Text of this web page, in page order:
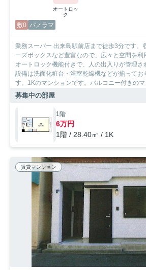
オートロッ
ク
敷0 パノラマ
業務スーパー 出来島駅前店まで徒歩3分です。
ーズボックスなど豊富なので、広々と空間を利
オートロック機能付きで、人の出入りが管理さ
設備は洗面化粧台・浴室乾燥機などが揃ってお
す。1Kのマンションです。バルコニー付きのマ
せて利用できおすすめです。駐輪場が利用可能
川区は住環境が充実しており、利便性の高い暮
アです。当社は地域に密着し、多種多様な賃貸
で、ぜひご連絡下さい。
募集中の部屋
1階
6万円
1階 / 28.40㎡ / 1K
賃貸マンション